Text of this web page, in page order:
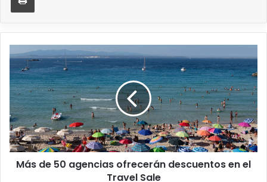
Más de 50 agencias ofrecerán descuentos en el
Travel Sale